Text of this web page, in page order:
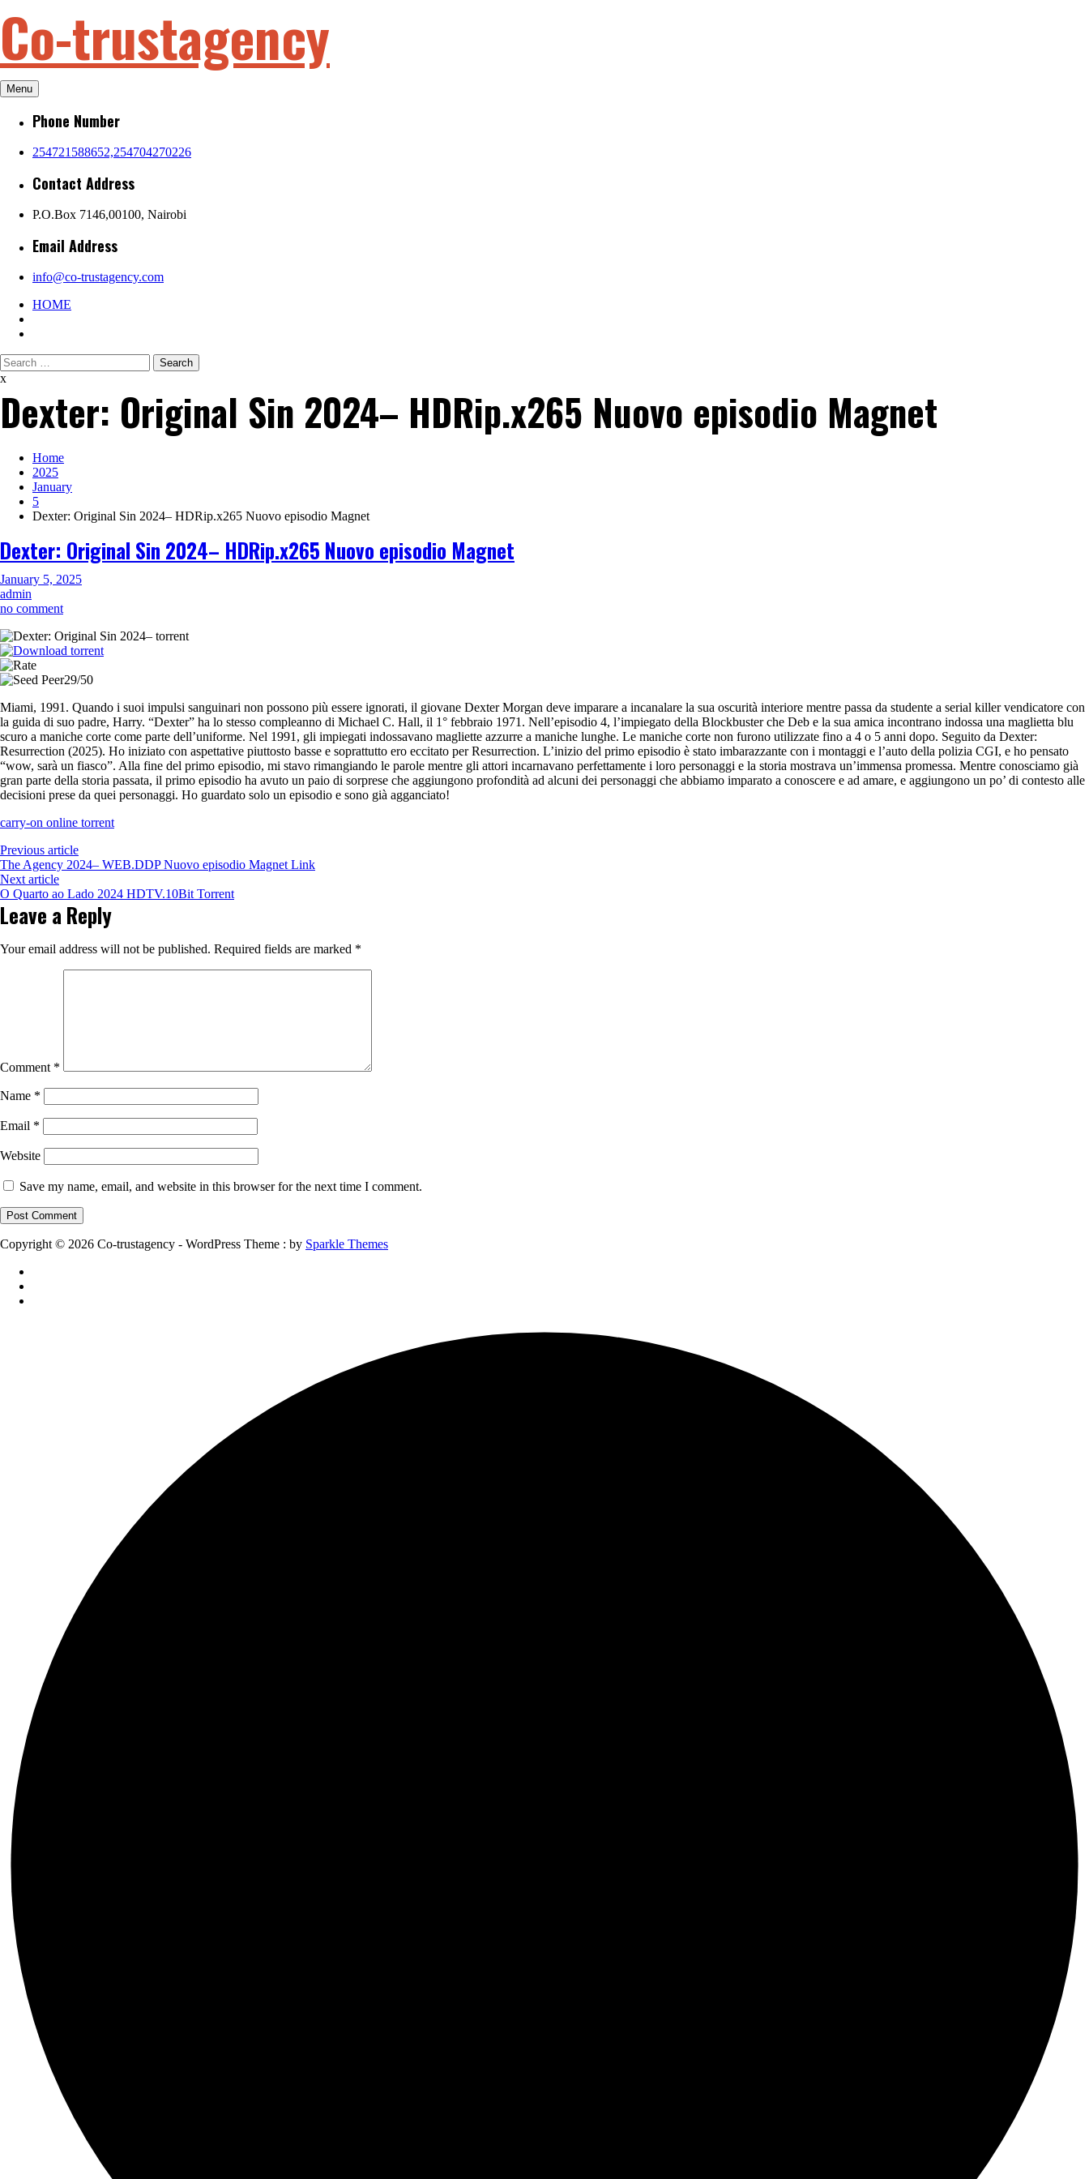
to
content
Co-trustagency
Menu
Phone Number
254721588652,254704270226
Contact Address
P.O.Box 7146,00100, Nairobi
Email Address
info@co-trustagency.com
HOME
Search
for:
x
Dexter: Original Sin 2024– HDRip.x265 Nuovo episodio Magnet
Home
2025
January
5
Dexter: Original Sin 2024– HDRip.x265 Nuovo episodio Magnet
Dexter: Original Sin 2024– HDRip.x265 Nuovo episodio Magnet
January 5, 2025
admin
no commenton
Original
Sin
HDRip.x265
episodio
Magnet
29/50
Miami, 1991. Quando i suoi impulsi sanguinari non possono più essere ignorati, il giovane Dexter Morgan deve imparare a incanalare la sua oscurità interiore mentre passa da studente a serial killer vendicatore con
la guida di suo padre, Harry. “Dexter” ha lo stesso compleanno di Michael C. Hall, il 1° febbraio 1971. Nell’episodio 4, l’impiegato della Blockbuster che Deb e la sua amica incontrano indossa una maglietta blu
scuro a maniche corte come parte dell’uniforme. Nel 1991, gli impiegati indossavano magliette azzurre a maniche lunghe. Le maniche corte non furono utilizzate fino a 4 o 5 anni dopo. Seguito da Dexter:
Resurrection (2025). Ho iniziato con aspettative piuttosto basse e soprattutto ero eccitato per Resurrection. L’inizio del primo episodio è stato imbarazzante con i montaggi e l’auto della polizia CGI, e ho pensato
“wow, sarà un fiasco”. Alla fine del primo episodio, mi stavo rimangiando le parole mentre gli attori incarnavano perfettamente i loro personaggi e la storia mostrava un’immensa promessa. Mentre conosciamo già
gran parte della storia passata, il primo episodio ha avuto un paio di sorprese che aggiungono profondità ad alcuni dei personaggi che abbiamo imparato a conoscere e ad amare, e aggiungono un po’ di contesto alle
decisioni prese da quei personaggi. Ho guardato solo un episodio e sono già agganciato!
carry-on online torrent
Previous article
The Agency 2024– WEB.DDP Nuovo episodio Magnet Link
Next article
O Quarto ao Lado 2024 HDTV.10Bit Torrent
Leave a Reply
Your email address will not be published. Required fields are marked *
Comment *
Name *
Email *
Website
Save my name, email, and website in this browser for the next time I comment.
Copyright © 2026 Co-trustagency - WordPress Theme : by Sparkle Themes